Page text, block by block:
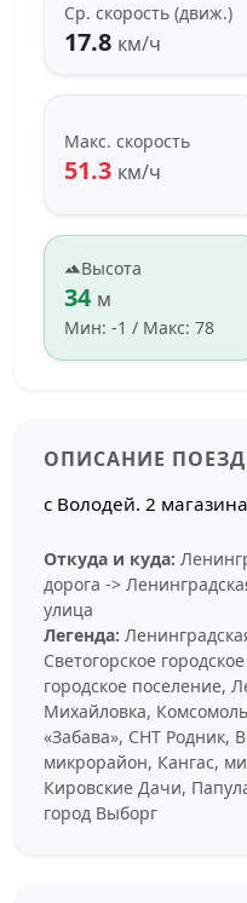
Ср. скорость (движ.)
17.8 км/ч
Макс. скорость
51.3 км/ч
Высота
34 м
Мин: -1 / Макс: 78
ОПИСАНИЕ
с Володей. 2
Откуда и куда:
дорога ->
улица
Легенда:
Светогорское
городское поселение,
Михайловка,
«Забава», СНТ Родник,
микрорайон, Кангас,
Кировские Дачи,
город Выборг